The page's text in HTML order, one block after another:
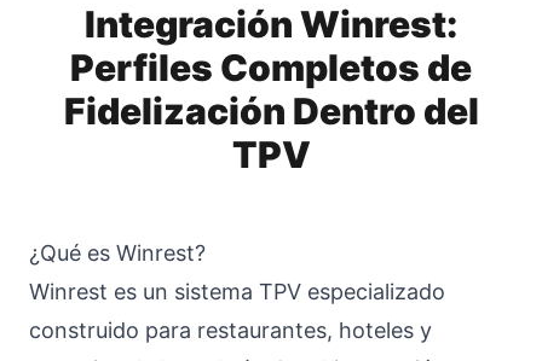
Integración Winrest:
Perfiles Completos de
Fidelización Dentro del
TPV
¿Qué es Winrest?
Winrest es un sistema TPV especializado
construido para restaurantes, hoteles y